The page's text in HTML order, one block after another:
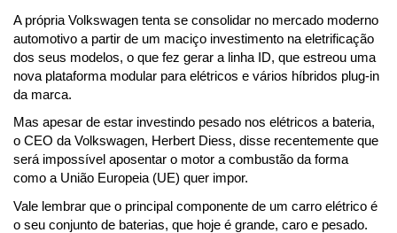
A própria Volkswagen tenta se consolidar no mercado moderno
automotivo a partir de um maciço investimento na eletrificação
dos seus modelos, o que fez gerar a linha ID, que estreou uma
nova plataforma modular para elétricos e vários híbridos plug-in
da marca.
Mas apesar de estar investindo pesado nos elétricos a bateria,
o CEO da Volkswagen, Herbert Diess, disse recentemente que
será impossível aposentar o motor a combustão da forma
como a União Europeia (UE) quer impor.
Vale lembrar que o principal componente de um carro elétrico é
o seu conjunto de baterias, que hoje é grande, caro e pesado.